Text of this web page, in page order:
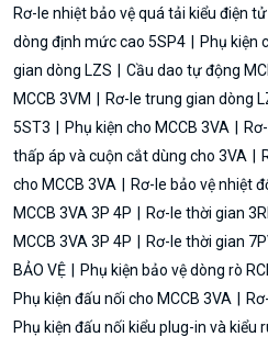
Rơ-le nhiệt bảo vệ quá tải kiểu điện tử
dòng định mức cao 5SP4
Phụ kiện
gian dòng LZS
Cầu dao tự động
MCCB 3VM
Rơ-le trung gian dòng
5ST3
Phụ kiện cho MCCB 3VA
thấp áp và cuộn cắt dùng cho 3VA
cho MCCB 3VA
Rơ-le bảo vệ nhiệt
MCCB 3VA 3P 4P
Rơ-le thời gian
MCCB 3VA 3P 4P
Rơ-le thời gian
BẢO VỆ
Phụ kiện bảo vệ dòng rò
Phụ kiện đấu nối cho MCCB 3VA
Phụ kiện đấu nối kiểu plug-in và kiểu